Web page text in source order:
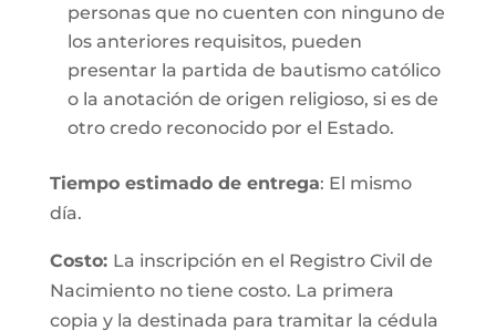
personas que no cuenten con ninguno de
los anteriores requisitos, pueden
presentar la partida de bautismo católico
o la anotación de origen religioso, si es de
otro credo reconocido por el Estado.
Tiempo estimado de entrega: El mismo
día.
Costo: La inscripción en el Registro Civil de
Nacimiento no tiene costo. La primera
copia y la destinada para tramitar la cédula